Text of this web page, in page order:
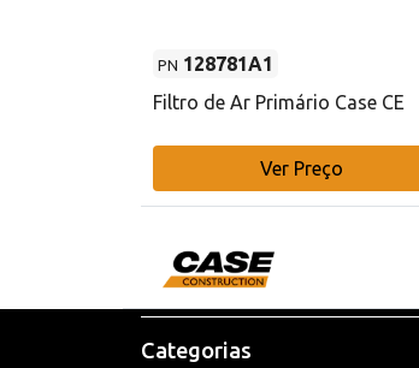
PN 128781A1
Filtro de Ar Primário Case CE
Ver Preço
Categorias